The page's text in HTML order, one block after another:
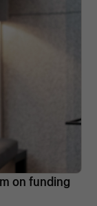
on funding